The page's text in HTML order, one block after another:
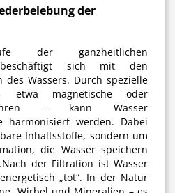
der
der ganzheitlichen
beschäftigt sich mit den
des Wassers. Durch spezielle
– etwa magnetische oder
– kann Wasser
harmonisiert werden. Dabei
Inhaltsstoffe, sondern um
die Wasser speichern
der Filtration ist Wasser
„tot“. In der Natur